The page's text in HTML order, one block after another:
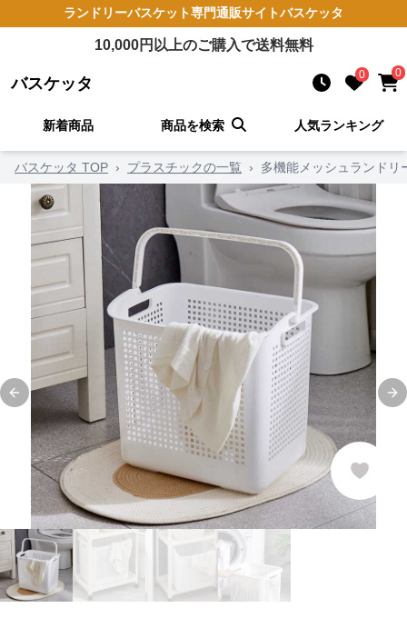
ランドリーバスケット専門通販サイトバスケッタ
10,000円以上のご購入で送料無料
バスケッタ 0 0
新着商品 商品を検索 人気ランキング
バスケッタ TOP › プラスチックの一覧 › 多機能メッシュランドリ
Previous slide